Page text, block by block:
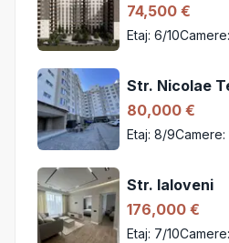
74,500 €
Etaj: 6/10Camere:
Str. Nicolae
80,000 €
Etaj: 8/9Camere:
Str. Ialoveni
176,000 €
Etaj: 7/10Camere: